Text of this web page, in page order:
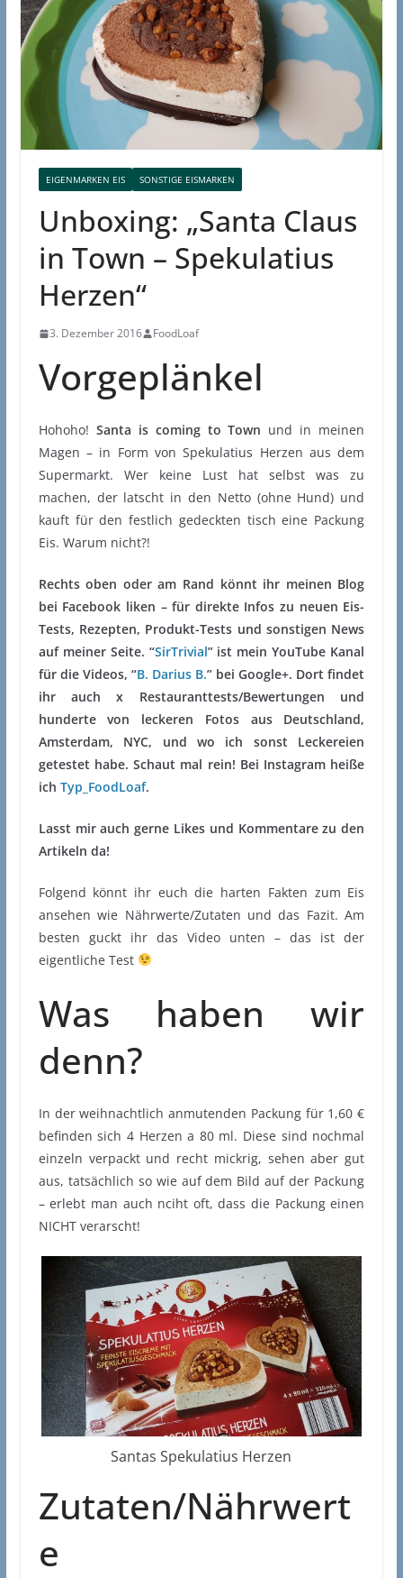
EIGENMARKEN EIS SONSTIGE EISMARKEN
Unboxing: „Santa Claus
in Town – Spekulatius
Herzen“
3. Dezember 2016 FoodLoaf
Vorgeplänkel
Hohoho! Santa is coming to Town und in meinen
Magen – in Form von Spekulatius Herzen aus dem
Supermarkt. Wer keine Lust hat selbst was zu
machen, der latscht in den Netto (ohne Hund) und
kauft für den festlich gedeckten tisch eine Packung
Eis. Warum nicht?!
Rechts oben oder am Rand könnt ihr meinen Blog
bei Facebook liken – für direkte Infos zu neuen Eis-
Tests, Rezepten, Produkt-Tests und sonstigen News
auf meiner Seite. “SirTrivial” ist mein YouTube Kanal
für die Videos, “B. Darius B.” bei Google+. Dort findet
ihr auch x Restauranttests/Bewertungen und
hunderte von leckeren Fotos aus Deutschland,
Amsterdam, NYC, und wo ich sonst Leckereien
getestet habe. Schaut mal rein! Bei Instagram heiße
ich Typ_FoodLoaf.
Lasst mir auch gerne Likes und Kommentare zu den
Artikeln da!
Folgend könnt ihr euch die harten Fakten zum Eis
ansehen wie Nährwerte/Zutaten und das Fazit. Am
besten guckt ihr das Video unten – das ist der
eigentliche Test
Was haben wir
denn?
In der weihnachtlich anmutenden Packung für 1,60 €
befinden sich 4 Herzen a 80 ml. Diese sind nochmal
einzeln verpackt und recht mickrig, sehen aber gut
aus, tatsächlich so wie auf dem Bild auf der Packung
– erlebt man auch nciht oft, dass die Packung einen
NICHT verarscht!
Santas Spekulatius Herzen
Zutaten/Nährwert
e